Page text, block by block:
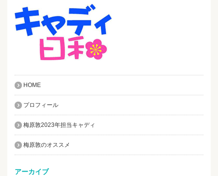
HOME
プロフィール
梅原敦2023年担当キャディ
梅原敦のオススメ
アーカイブ